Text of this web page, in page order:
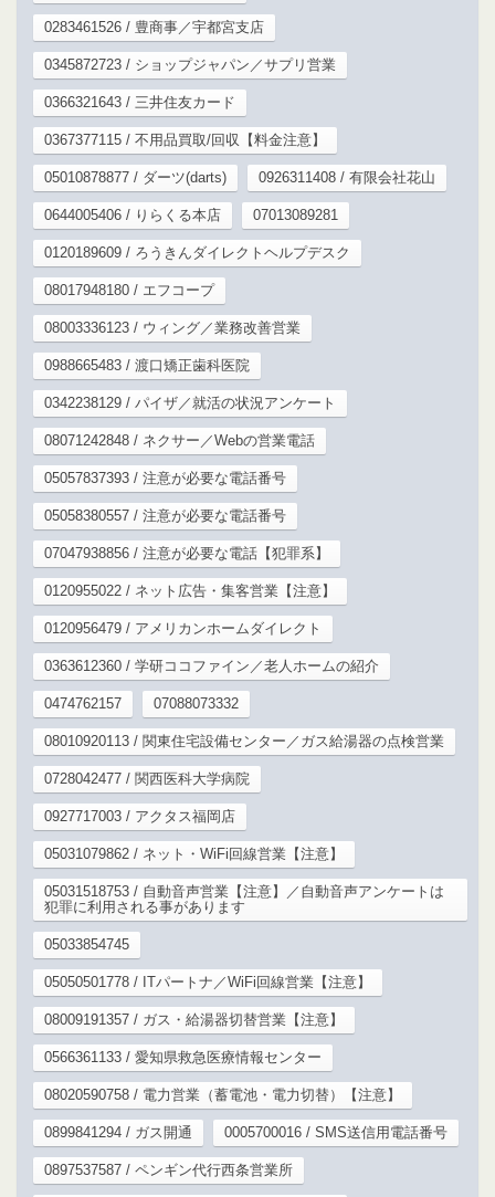
0283461526 / 豊商事／宇都宮支店
0345872723 / ショップジャパン／サプリ営業
0366321643 / 三井住友カード
0367377115 / 不用品買取/回収【料金注意】
05010878877 / ダーツ(darts) 0926311408 / 有限会社花山
0644005406 / りらくる本店 07013089281
0120189609 / ろうきんダイレクトヘルプデスク
08017948180 / エフコープ
08003336123 / ウィング／業務改善営業
0988665483 / 渡口矯正歯科医院
0342238129 / パイザ／就活の状況アンケート
08071242848 / ネクサー／Webの営業電話
05057837393 / 注意が必要な電話番号
05058380557 / 注意が必要な電話番号
07047938856 / 注意が必要な電話【犯罪系】
0120955022 / ネット広告・集客営業【注意】
0120956479 / アメリカンホームダイレクト
0363612360 / 学研ココファイン／老人ホームの紹介
0474762157 07088073332
08010920113 / 関東住宅設備センター／ガス給湯器の点検営業
0728042477 / 関西医科大学病院
0927717003 / アクタス福岡店
05031079862 / ネット・WiFi回線営業【注意】
05031518753 / 自動音声営業【注意】／自動音声アンケートは
犯罪に利用される事があります
05033854745
05050501778 / ITパートナ／WiFi回線営業【注意】
08009191357 / ガス・給湯器切替営業【注意】
0566361133 / 愛知県救急医療情報センター
08020590758 / 電力営業（蓄電池・電力切替）【注意】
0899841294 / ガス開通 0005700016 / SMS送信用電話番号
0897537587 / ペンギン代行西条営業所